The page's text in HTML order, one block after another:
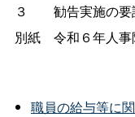
３
勧告実施の要
別紙 令和６年人
職員の給与等に